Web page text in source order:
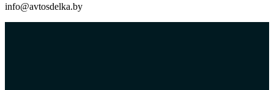
info@avtosdelka.by